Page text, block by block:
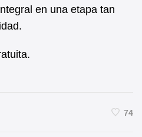
en una etapa tan
74